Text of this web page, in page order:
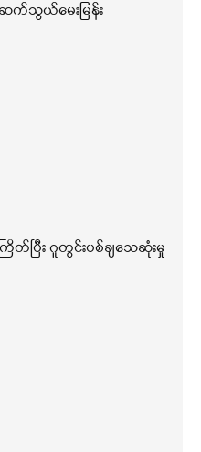
က်သွယ်မေးမြန်း
တ်ပြီး ဂူတွင်းပစ်ချသေဆုံးမှု